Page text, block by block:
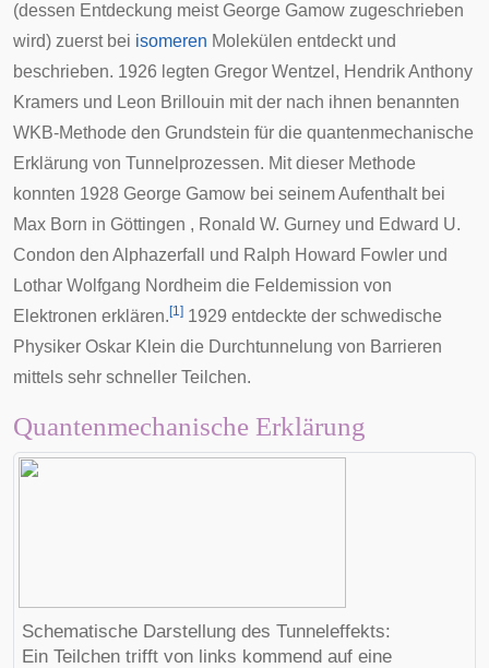
(dessen Entdeckung meist George Gamow zugeschrieben
wird) zuerst bei isomeren Molekülen entdeckt und
beschrieben. 1926 legten Gregor Wentzel , Hendrik Anthony
Kramers und Leon Brillouin mit der nach ihnen benannten
WKB-Methode den Grundstein für die quantenmechanische
Erklärung von Tunnelprozessen. Mit dieser Methode
konnten 1928 George Gamow bei seinem Aufenthalt bei
Max Born in Göttingen , Ronald W. Gurney und Edward U.
Condon den Alphazerfall und Ralph Howard Fowler und
Lothar Wolfgang Nordheim die Feldemission von
Elektronen erklären. [1] 1929 entdeckte der schwedische
Physiker Oskar Klein die Durchtunnelung von Barrieren
mittels sehr schneller Teilchen.
Quantenmechanische Erklärung
Schematische Darstellung des Tunneleffekts:
Ein Teilchen trifft von links kommend auf eine